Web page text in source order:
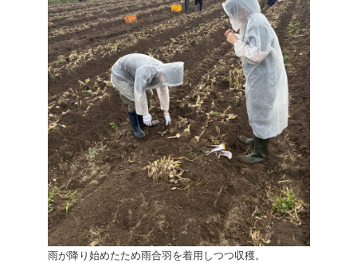
雨が降り始めたため雨合羽を着用しつつ収穫。